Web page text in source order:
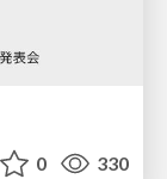
0 330